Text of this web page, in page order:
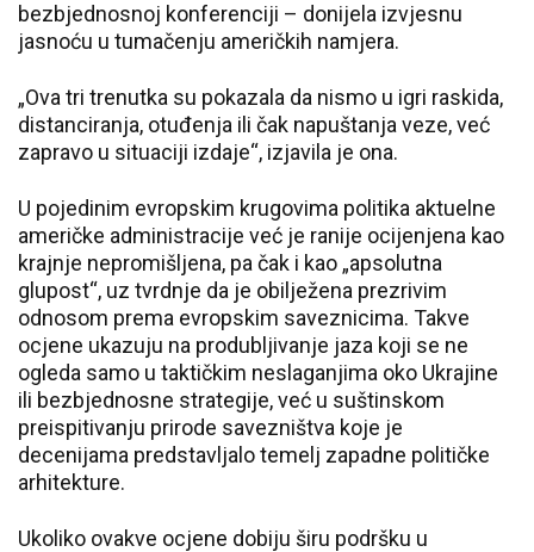
bezbjednosnoj konferenciji – donijela izvjesnu
jasnoću u tumačenju američkih namjera.
„Ova tri trenutka su pokazala da nismo u igri raskida,
distanciranja, otuđenja ili čak napuštanja veze, već
zapravo u situaciji izdaje“, izjavila je ona.
U pojedinim evropskim krugovima politika aktuelne
američke administracije već je ranije ocijenjena kao
krajnje nepromišljena, pa čak i kao „apsolutna
glupost“, uz tvrdnje da je obilježena prezrivim
odnosom prema evropskim saveznicima. Takve
ocjene ukazuju na produbljivanje jaza koji se ne
ogleda samo u taktičkim neslaganjima oko Ukrajine
ili bezbjednosne strategije, već u suštinskom
preispitivanju prirode savezništva koje je
decenijama predstavljalo temelj zapadne političke
arhitekture.
Ukoliko ovakve ocjene dobiju širu podršku u